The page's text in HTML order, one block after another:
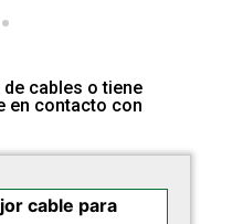
cables o tiene
en contacto con
cable para